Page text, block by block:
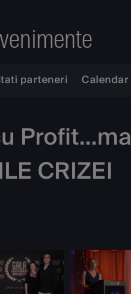
parteneri Calendar
CRIZEI